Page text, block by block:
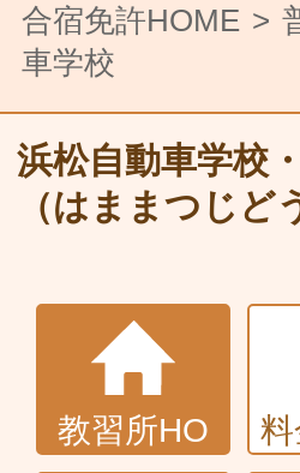
バイク
大型〜
中型・大型特
普通車
同時取得
合宿免許HOME
車学校
浜松自動車学校
（はままつじど
教習所HO